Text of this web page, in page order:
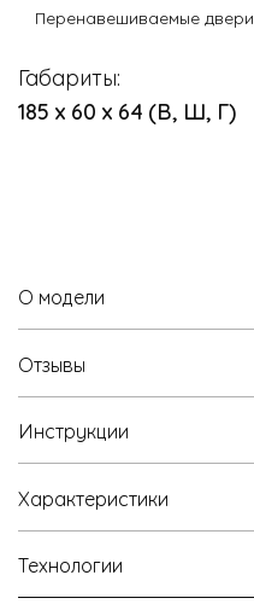
Перенавешиваемые двери
Габариты:
185 х 60 х 64 (В, Ш, Г)
О модели
Отзывы
Инструкции
Характеристики
Технологии